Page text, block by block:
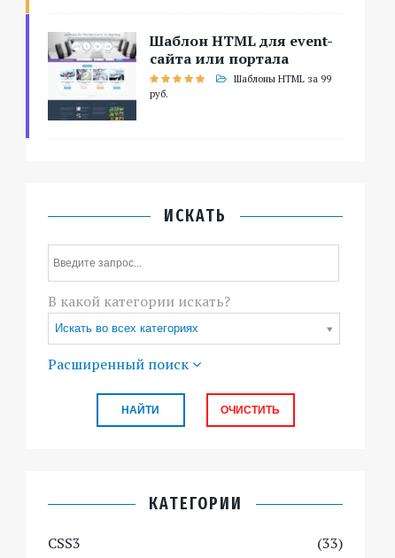
Шаблон HTML для event-
сайта или портала
Шаблоны HTML за 99
руб.
ИСКАТЬ
В какой категории искать?
Искать во всех категориях
Расширенный поиск
КАТЕГОРИИ
CSS3
(33)